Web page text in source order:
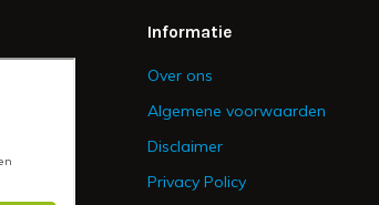
Informatie
Over ons
Algemene voorwaarden
Disclaimer
Privacy Policy